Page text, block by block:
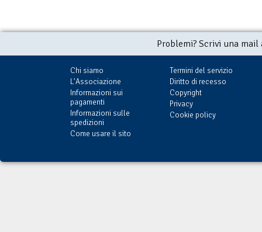
Problemi? Scrivi una
Chi siamo
L'Associazione
Informazioni sui
pagamenti
Informazioni sulle
spedizioni
Come usare il sito
Termini del servizio
Diritto di recesso
Copyright
Privacy
Cookie policy